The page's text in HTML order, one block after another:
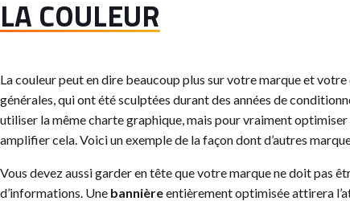
LA COULEUR
La couleur peut en dire beaucoup plus sur votre marque et
générales, qui ont été sculptées durant des années de
utiliser la même charte graphique, mais pour vraiment
amplifier cela. Voici un exemple de la façon dont d’autres
Vous devez aussi garder en tête que votre marque ne doit pas
d’informations. Une bannièreentièrement optimisée attirera